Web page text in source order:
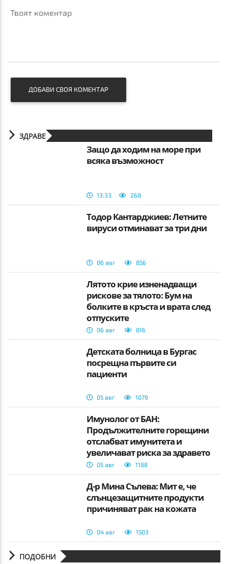
Твоят коментар
ДОБАВИ СВОЯ КОМЕНТАР
ЗДРАВЕ
Защо да ходим на море при
всяка възможност
13:33 268
Тодор Кантарджиев: Летните
вируси отминават за три дни
06 авг 856
Лятото крие изненадващи
рискове за тялото: Бум на
болките в кръста и врата след
отпуските
06 авг 816
Детската болница в Бургас
посрещна първите си
пациенти
05 авг 1079
Имунолог от БАН:
Продължителните горещини
отслабват имунитета и
увеличават риска за здравето
05 авг 1188
Д-р Мина Сълева: Мит е, че
слънцезащитните продукти
причиняват рак на кожата
04 авг 1503
ПОДОБНИ